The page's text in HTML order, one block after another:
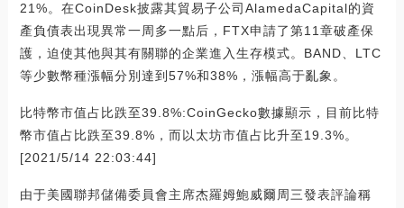
21%。在CoinDesk披露其貿易子公司AlamedaCapital的資
產負債表出現異常一周多一點后，FTX申請了第11章破產保
護，迫使其他與其有關聯的企業進入生存模式。BAND、LTC
等少數幣種漲幅分別達到57%和38%，漲幅高于亂象。
比特幣市值占比跌至39.8%:CoinGecko數據顯示，目前比特
幣市值占比跌至39.8%，而以太坊市值占比升至19.3%。
[2021/5/14 22:03:44]
由于美國聯邦儲備委員會主席杰羅姆鮑威爾周三發表評論稱